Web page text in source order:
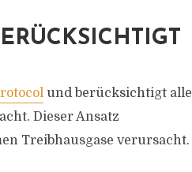
und berücksichtigt alle
Dieser Ansatz
Treibhausgase verursacht.